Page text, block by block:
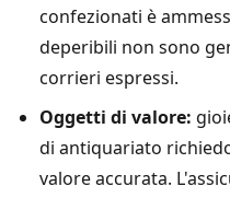
confezionati è
deperibili non sono
corrieri espressi.
Oggetti di valore:
di antiquariato
valore accurata.